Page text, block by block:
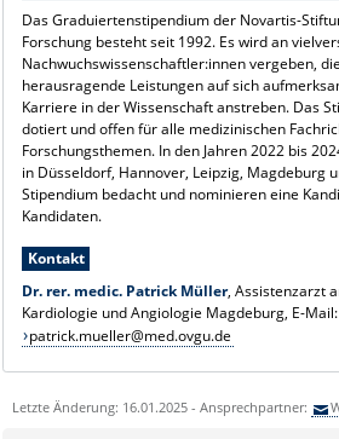
Das Graduiertenstipendium der Novartis-
Forschung besteht seit 1992. Es wird an
Nachwuchswissenschaftler:innen vergeben,
herausragende Leistungen auf sich
Karriere in der Wissenschaft anstreben. Das
dotiert und offen für alle medizinischen
Forschungsthemen. In den Jahren 2022 bis
in Düsseldorf, Hannover, Leipzig, Magdeburg
Stipendium bedacht und nominieren eine
Kandidaten.
Kontakt
Dr. rer. medic. Patrick Müller, Assistenzarzt
Kardiologie und Angiologie Magdeburg, E-Mail:
patrick.mueller@med.ovgu.de
Letzte Änderung: 16.01.2025 - Ansprechpartner: